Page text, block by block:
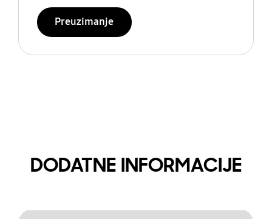
Preuzimanje
DODATNE INFORMACIJE